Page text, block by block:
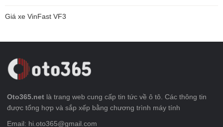
Giá xe VinFast VF3
Oto365.net là trang web cung cấp tin tức về ô tô. Các thông tin
được tổng hợp và sắp xếp bằng chương trình máy tính
Email: hi.oto365@gmail.com